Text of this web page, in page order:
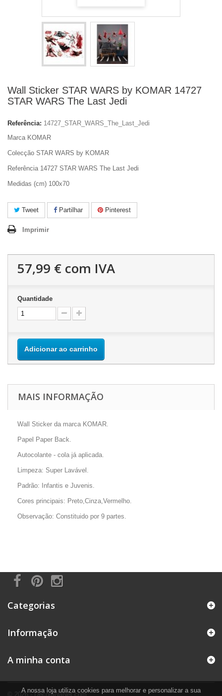
Wall Sticker STAR WARS by KOMAR 14727
STAR WARS The Last Jedi
Referência: 14727_STAR_WARS_The_Last_Jedi
Marca KOMAR
Colecção STAR WARS by KOMAR
Referência 14727 STAR WARS The Last Jedi
Medidas (cm) 100x70
Tweet Partilhar Pinterest
Imprimir
57,99 € com IVA
Quantidade
Adicionar ao carrinho
MAIS INFORMAÇÃO
Wall Sticker da marca KOMAR.
Papel Paper Back.
Autocolante - cola já aplicada.
Limpeza: Super Lavável.
Padrão: Infantis e Juvenis.
Cores principais: Preto,Cinza,Vermelho.
Observação: Constituido por 9 partes.
Categorias
Informação
© 2026 - DecoraNaNet.com
A minha conta
A nossa loja utiliza cookies para melhorar e personalizar a sua